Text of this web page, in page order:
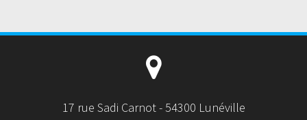
17 rue Sadi Carnot - 54300 Lunéville